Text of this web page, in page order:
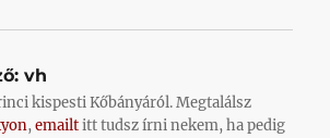
vh
kispesti Kőbányáról. Megtalálsz
,emailtitt tudsz írni nekem, ha pedig